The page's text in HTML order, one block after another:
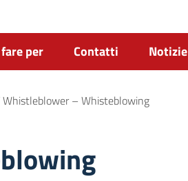
per Contatti Notizie
Whistleblower – Whisteblowing